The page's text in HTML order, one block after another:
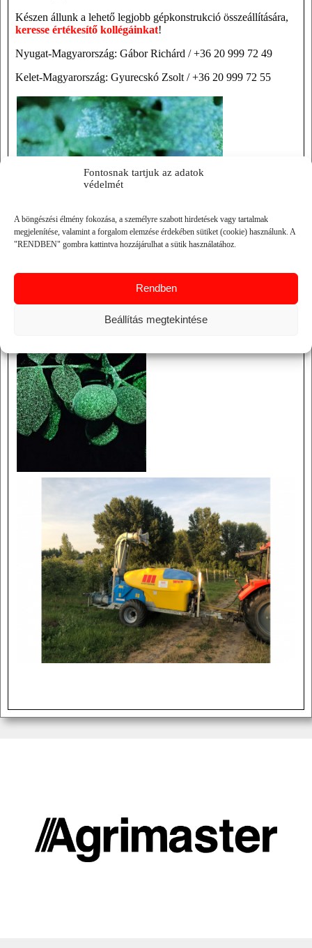
Fontosnak tartjuk az adatok
védelmét
A böngészési élmény fokozása, a személyre szabott hirdetések vagy tartalmak
megjelenítése, valamint a forgalom elemzése érdekében sütiket (cookie) használunk. A
"RENDBEN" gombra kattintva hozzájárulhat a sütik használatához.
Rendben
Beállítás megtekintése
Készen állunk a lehető legjobb gépkonstrukció összeállítására,
keresse értékesítő kollégáinkat!
Nyugat-Magyarország: Gábor Richárd / +36 20 999 72 49
Kelet-Magyarország: Gyurecskó Zsolt / +36 20 999 72 55